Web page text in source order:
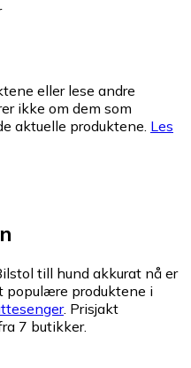
eller lese andre
ikke om dem som
aktuelle produktene. Les
till hund akkurat nå er
populære produktene i
. Prisjakt
7 butikker.